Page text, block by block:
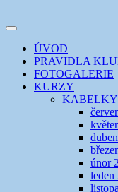
k
webuEVIKLUB
šicí klub
Toggle
navigation
ÚVOD
PRAVIDLA
FOTOGALERIE
KURZY
únor